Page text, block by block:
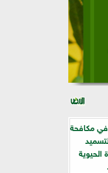
مكافحة
الحيوية